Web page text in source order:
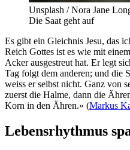
Unsplash / Nora Jane
Die Saat geht auf
Es gibt ein Gleichnis Jesu, das
Reich Gottes ist es wie mit
Acker ausgestreut hat. Er legt
Tag folgt dem anderen; und die
weiss er selbst nicht. Ganz von
zuerst die Halme, dann die
Korn in den Ähren.» (Markus
Lebensrhythmus